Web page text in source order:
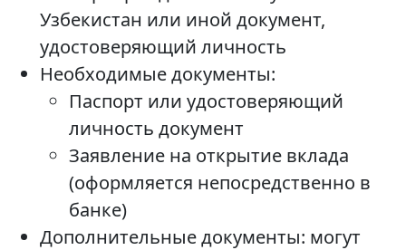
Узбекистан или иной документ,
удостоверяющий личность
Необходимые документы:
Паспорт или удостоверяющий
личность документ
Заявление на открытие вклада
(оформляется непосредственно в
банке)
Дополнительные документы: могут